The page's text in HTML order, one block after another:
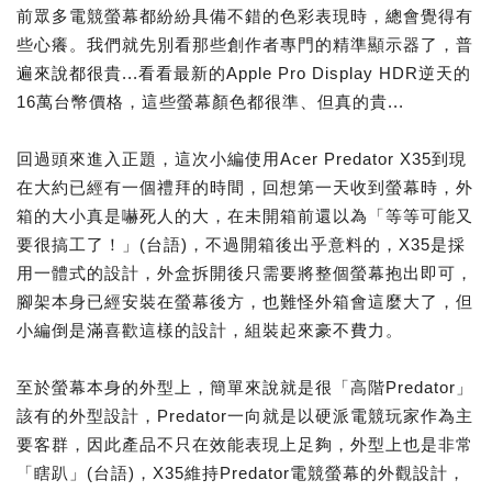
前眾多電競螢幕都紛紛具備不錯的色彩表現時，總會覺得有
些心癢。我們就先別看那些創作者專門的精準顯示器了，普
遍來說都很貴...看看最新的Apple Pro Display HDR逆天的
16萬台幣價格，這些螢幕顏色都很準、但真的貴...
回過頭來進入正題，這次小編使用Acer Predator X35到現
在大約已經有一個禮拜的時間，回想第一天收到螢幕時，外
箱的大小真是嚇死人的大，在未開箱前還以為「等等可能又
要很搞工了！」(台語)，不過開箱後出乎意料的，X35是採
用一體式的設計，外盒拆開後只需要將整個螢幕抱出即可，
腳架本身已經安裝在螢幕後方，也難怪外箱會這麼大了，但
小編倒是滿喜歡這樣的設計，組裝起來豪不費力。
至於螢幕本身的外型上，簡單來說就是很「高階Predator」
該有的外型設計，Predator一向就是以硬派電競玩家作為主
要客群，因此產品不只在效能表現上足夠，外型上也是非常
「瞎趴」(台語)，X35維持Predator電競螢幕的外觀設計，